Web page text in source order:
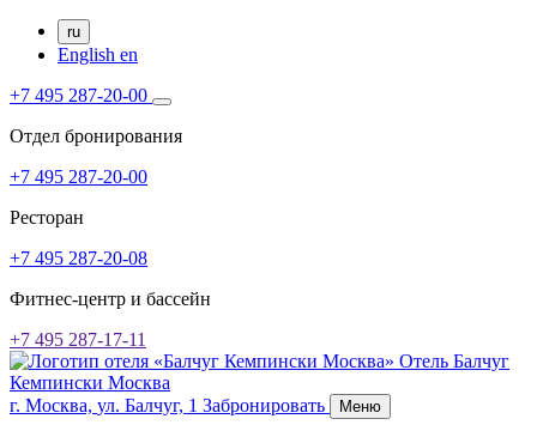
ru
English en
+7 495 287-20-00
Отдел бронирования
+7 495 287-20-00
Ресторан
+7 495 287-20-08
Фитнес-центр и бассейн
+7 495 287-17-11
Отель Балчуг
Кемпински Москва
г. Москва, ул. Балчуг, 1 Забронировать Меню